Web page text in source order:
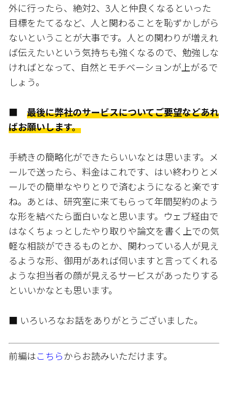
外に行ったら、絶対2、3人と仲良くなるといった
目標をたてるなど、人と関わることを恥ずかしがら
ないということが大事です。人との関わりが増えれ
ば伝えたいという気持ちも強くなるので、勉強しな
ければとなって、自然とモチベーションが上がるで
しょう。
■ 最後に弊社のサービスについてご要望などあれ
ばお願いします。
手続きの簡略化ができたらいいなとは思います。メ
ールで送ったら、料金はこれです、はい終わり――とメ
ールでの簡単なやりとりで済むようになると楽です
ね。あとは、研究室に来てもらって年間契約のよう
な形を結べたら面白いなと思います。ウェブ経由で
はなくちょっとしたやり取りや論文を書く上での気
軽な相談ができるものとか、関わっている人が見え
るような形、御用があれば伺いますと言ってくれる
ような担当者の顔が見えるサービスがあったりする
といいかなとも思います。
■ いろいろなお話をありがとうございました。
前編はこちらからお読みいただけます。